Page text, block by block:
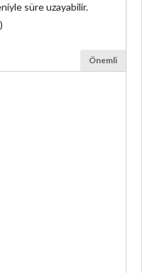
süre uzayabilir.
Önemli